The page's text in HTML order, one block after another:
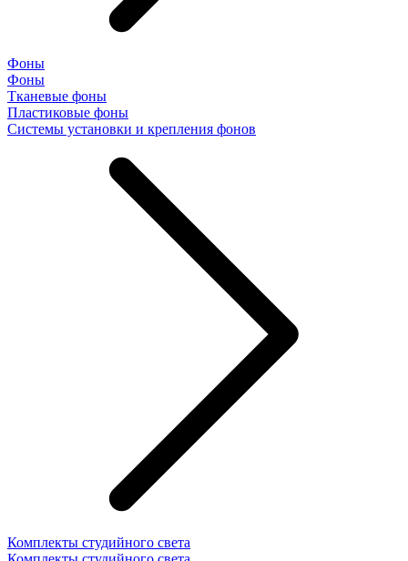
Фоны
Фоны
Тканевые фоны
Пластиковые фоны
Системы установки и крепления фонов
Комплекты студийного света